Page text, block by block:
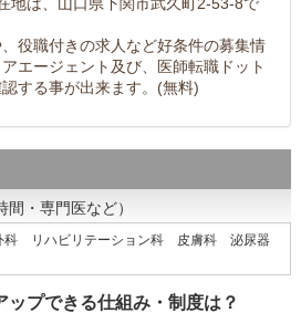
役職付きの求人など好条件の募集情
エージェント及び、医師転職ドット
する事が出来ます。(無料)
・専門医など）
リハビリテーション科 皮膚科 泌尿器
ップできる仕組み・制度は？